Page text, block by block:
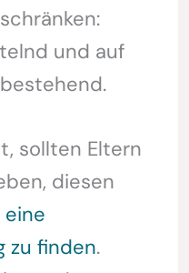
und auf
sollten Eltern
diesen
eine
zu finden.